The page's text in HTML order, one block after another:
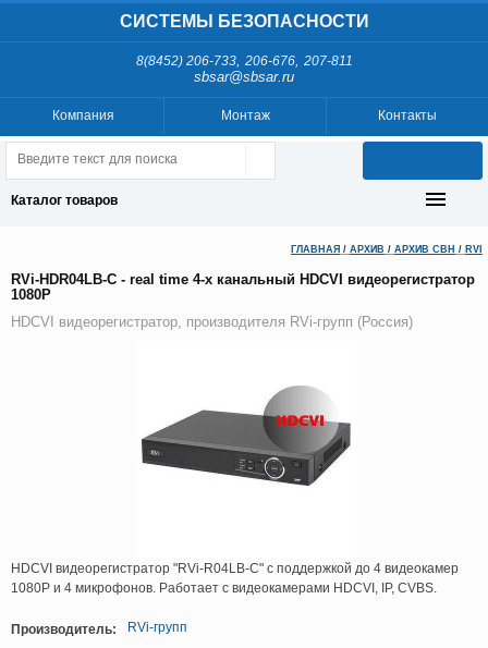
СИСТЕМЫ БЕЗОПАСНОСТИ
8(8452) 206-733, 206-676, 207-811
sbsar@sbsar.ru
Контакты
Монтаж
Компания
Каталог товаров
ГЛАВНАЯ / АРХИВ / АРХИВ СВН / RVI
RVi-HDR04LB-C - real time 4-х канальный HDCVI видеорегистратор
1080P
HDCVI видеорегистратор, производителя RVi-групп (Россия)
HDCVI видеорегистратор "RVi-R04LB-C" с поддержкой до 4 видеокамер
1080P и 4 микрофонов. Работает с видеокамерами HDCVI, IP, CVBS.
Производитель: RVi-групп